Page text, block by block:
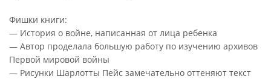
Фишки книги:
— История о войне, написанная от лица ребенка
— Автор проделала большую работу по изучению архивов
Первой мировой войны
— Рисунки Шарлотты Пейс замечательно оттеняют текст